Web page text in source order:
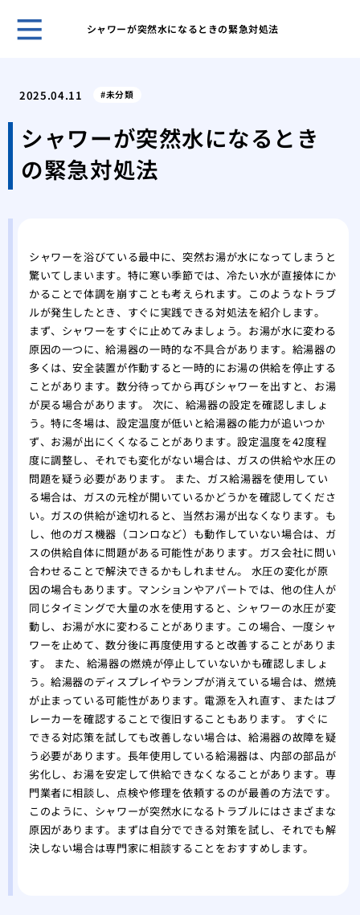
シャワーが突然水になるときの緊急対処法
ア
鳩
践
2025.04.11 未分類
シャワーが突然水になるとき
の緊急対処法
シャワーを浴びている最中に、突然お湯が水になってしまうと
驚いてしまいます。特に寒い季節では、冷たい水が直接体にか
かることで体調を崩すことも考えられます。このようなトラブ
ルが発生したとき、すぐに実践できる対処法を紹介します。
まず、シャワーをすぐに止めてみましょう。お湯が水に変わる
原因の一つに、給湯器の一時的な不具合があります。給湯器の
多くは、安全装置が作動すると一時的にお湯の供給を停止する
ことがあります。数分待ってから再びシャワーを出すと、お湯
が戻る場合があります。 次に、給湯器の設定を確認しましょ
う。特に冬場は、設定温度が低いと給湯器の能力が追いつか
ず、お湯が出にくくなることがあります。設定温度を42度程
度に調整し、それでも変化がない場合は、ガスの供給や水圧の
問題を疑う必要があります。 また、ガス給湯器を使用してい
る場合は、ガスの元栓が開いているかどうかを確認してくださ
い。ガスの供給が途切れると、当然お湯が出なくなります。も
し、他のガス機器（コンロなど）も動作していない場合は、ガ
スの供給自体に問題がある可能性があります。ガス会社に問い
合わせることで解決できるかもしれません。 水圧の変化が原
因の場合もあります。マンションやアパートでは、他の住人が
同じタイミングで大量の水を使用すると、シャワーの水圧が変
動し、お湯が水に変わることがあります。この場合、一度シャ
ワーを止めて、数分後に再度使用すると改善することがありま
す。 また、給湯器の燃焼が停止していないかも確認しましょ
う。給湯器のディスプレイやランプが消えている場合は、燃焼
が止まっている可能性があります。電源を入れ直す、またはブ
レーカーを確認することで復旧することもあります。 すぐに
できる対応策を試しても改善しない場合は、給湯器の故障を疑
う必要があります。長年使用している給湯器は、内部の部品が
劣化し、お湯を安定して供給できなくなることがあります。専
門業者に相談し、点検や修理を依頼するのが最善の方法です。
このように、シャワーが突然水になるトラブルにはさまざまな
原因があります。まずは自分でできる対策を試し、それでも解
決しない場合は専門家に相談することをおすすめします。